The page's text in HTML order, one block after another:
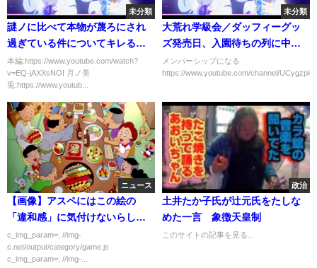
未分類
謎ノに比べて本物が蔑ろにされ
過ぎている件についてキレる委
員長【にじさんじ/切り抜き】
本編:https://www.youtube.com/watch?
v=EQ-jAXXsNOI 月ノ美
兎:https://www.youtub...
未分類
大荒れ学級会／ダッフィーグッ
ズ発売日、入園待ちの列に中国
人転売ヤー80人が横入り（2024-
08 東京ディズニーシー）
メンバーシップになる
https://www.youtube.com/channel/
ニュース
【画像】アスペにはこの絵の
「違和感」に気付けないらしい
ｗｗｗｗｗｗ
c_img_param=; //img-
c.net/output/category/game.js
c_img_param=; //img-...
政治
土井たか子氏が辻元氏をたしな
めた一言 象徴天皇制
このサイトの記事を見る...